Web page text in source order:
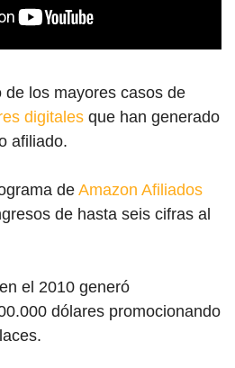
de los mayores casos de
digitales que han generado
afiliado.
de Amazon Afiliados
de hasta seis cifras al
el 2010 generó
dólares promocionando